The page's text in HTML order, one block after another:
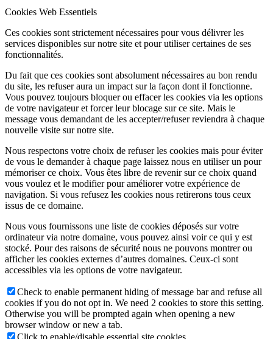
Cookies Web Essentiels
Ces cookies sont strictement nécessaires pour vous délivrer les
services disponibles sur notre site et pour utiliser certaines de ses
fonctionnalités.
Du fait que ces cookies sont absolument nécessaires au bon rendu
du site, les refuser aura un impact sur la façon dont il fonctionne.
Vous pouvez toujours bloquer ou effacer les cookies via les options
de votre navigateur et forcer leur blocage sur ce site. Mais le
message vous demandant de les accepter/refuser reviendra à chaque
nouvelle visite sur notre site.
Nous respectons votre choix de refuser les cookies mais pour éviter
de vous le demander à chaque page laissez nous en utiliser un pour
mémoriser ce choix. Vous êtes libre de revenir sur ce choix quand
vous voulez et le modifier pour améliorer votre expérience de
navigation. Si vous refusez les cookies nous retirerons tous ceux
issus de ce domaine.
Nous vous fournissons une liste de cookies déposés sur votre
ordinateur via notre domaine, vous pouvez ainsi voir ce qui y est
stocké. Pour des raisons de sécurité nous ne pouvons montrer ou
afficher les cookies externes d’autres domaines. Ceux-ci sont
accessibles via les options de votre navigateur.
Check to enable permanent hiding of message bar and refuse all
cookies if you do not opt in. We need 2 cookies to store this setting.
Otherwise you will be prompted again when opening a new
browser window or new a tab.
Click to enable/disable essential site cookies.